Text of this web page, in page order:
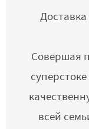
Совершая
всей